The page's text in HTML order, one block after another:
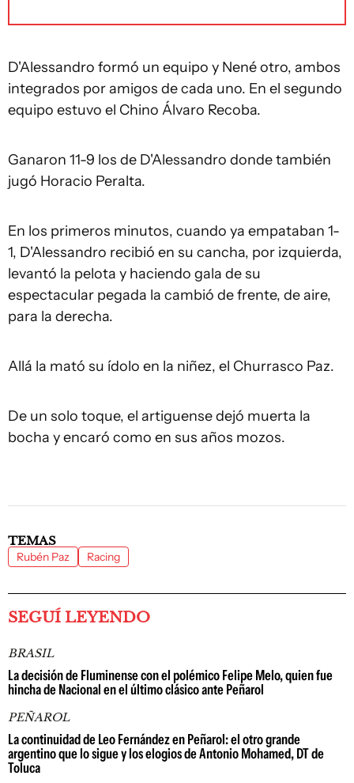
D'Alessandro formó un equipo y Nené otro, ambos
integrados por amigos de cada uno. En el segundo
equipo estuvo el Chino Álvaro Recoba.
Ganaron 11-9 los de D'Alessandro donde también
jugó Horacio Peralta.
En los primeros minutos, cuando ya empataban 1-
1, D'Alessandro recibió en su cancha, por izquierda,
levantó la pelota y haciendo gala de su
espectacular pegada la cambió de frente, de aire,
para la derecha.
Allá la mató su ídolo en la niñez, el Churrasco Paz.
De un solo toque, el artiguense dejó muerta la
bocha y encaró como en sus años mozos.
TEMAS
Rubén Paz Racing
SEGUÍ LEYENDO
BRASIL
La decisión de Fluminense con el polémico Felipe Melo, quien fue
hincha de Nacional en el último clásico ante Peñarol
PEÑAROL
La continuidad de Leo Fernández en Peñarol: el otro grande
argentino que lo sigue y los elogios de Antonio Mohamed, DT de
Toluca